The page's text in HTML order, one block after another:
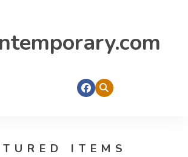
ITEMS